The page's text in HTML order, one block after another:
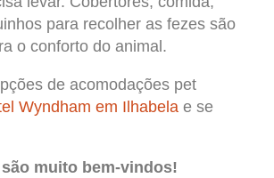
para recolher as fezes são
o conforto do animal.
de acomodações pet
Wyndham em Ilhabela e se
muito bem-vindos!